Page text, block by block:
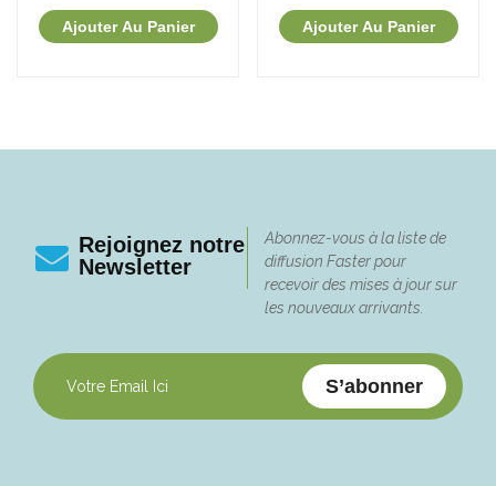
Ajouter Au Panier Ajouter Au Panier
Rejoignez notre
Newsletter
Abonnez-vous à la liste de
diffusion Faster pour
recevoir des mises à jour sur
les nouveaux arrivants.
S’abonner